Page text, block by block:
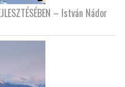
– István Nádor